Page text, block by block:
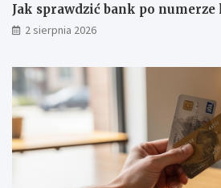
Jak sprawdzić bank po numerze
2 sierpnia 2026